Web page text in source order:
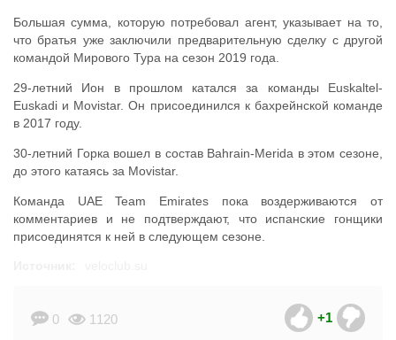
Большая сумма, которую потребовал агент, указывает на то,
что братья уже заключили предварительную сделку с другой
командой Мирового Тура на сезон 2019 года.
29-летний Ион в прошлом катался за команды Euskaltel-
Euskadi и Movistar. Он присоединился к бахрейнской команде
в 2017 году.
30-летний Горка вошел в состав Bahrain-Merida в этом сезоне,
до этого катаясь за Movistar.
Команда UAE Team Emirates пока воздерживаются от
комментариев и не подтверждают, что испанские гонщики
присоединятся к ней в следующем сезоне.
0 1120 +1